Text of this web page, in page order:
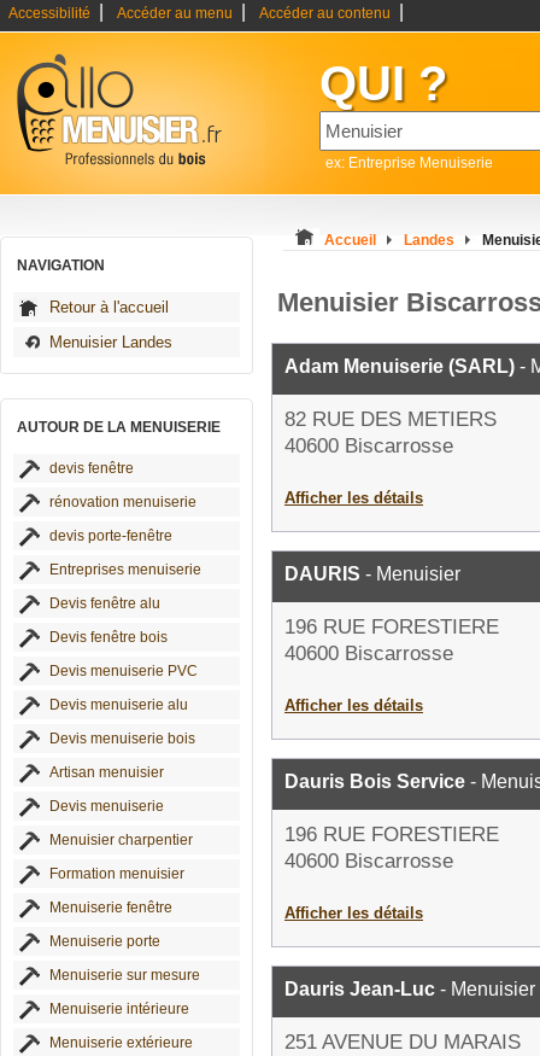
Accessibilité Accéder au menu Accéder au contenu
QUI ?
ex: Entreprise Menuiserie
NAVIGATION
Retour à l'accueil
Menuisier Landes
AUTOUR DE LA MENUISERIE
devis fenêtre
rénovation menuiserie
devis porte-fenêtre
Entreprises menuiserie
Devis fenêtre alu
Devis fenêtre bois
Devis menuiserie PVC
Devis menuiserie alu
Devis menuiserie bois
Artisan menuisier
Devis menuiserie
Menuisier charpentier
Formation menuisier
Menuiserie fenêtre
Menuiserie porte
Menuiserie sur mesure
Menuiserie intérieure
Menuiserie extérieure
Accueil Landes
Menuisier
Adam Menuiserie (SARL) -
82 RUE DES METIERS
40600 Biscarrosse
Afficher les détails
DAURIS - Menuisier
196 RUE FORESTIERE
40600 Biscarrosse
Afficher les détails
Dauris Bois Service -
196 RUE FORESTIERE
40600 Biscarrosse
Afficher les détails
Dauris Jean-Luc - Menuisier
251 AVENUE DU MARAIS